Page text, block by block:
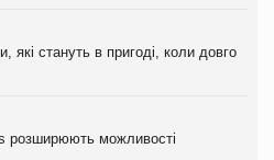
які стануть в пригоді, коли довго
розширюють можливості